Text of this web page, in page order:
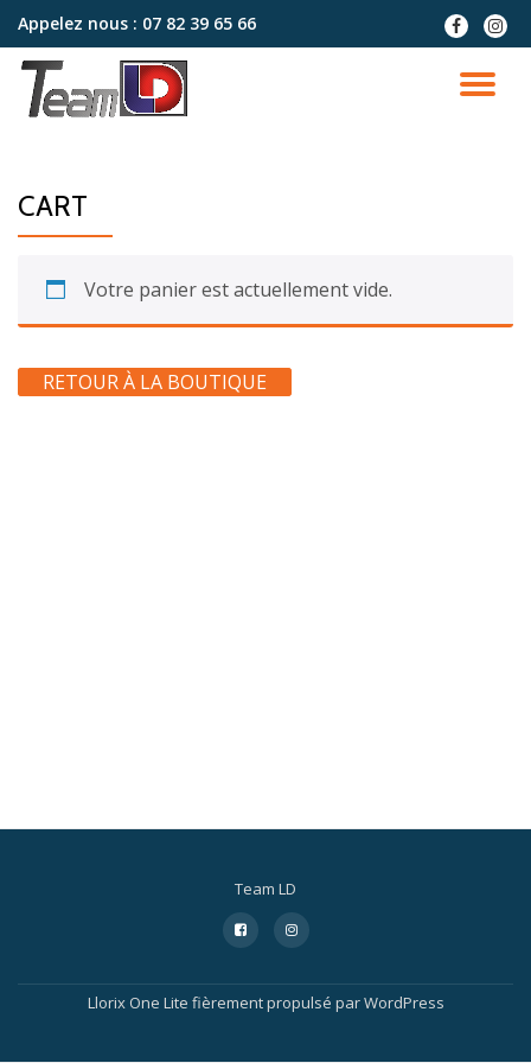
Aller
contenu
Appelez nous : 07 82 39 65 66
fa-
facebook
fa-
CART
Votre panier est actuellement vide.
RETOUR À LA BOUTIQUE
Team LD
secondaire
fa-
facebook-
fa-
instagram
Llorix One Lite fièrement propulsé parWordPress